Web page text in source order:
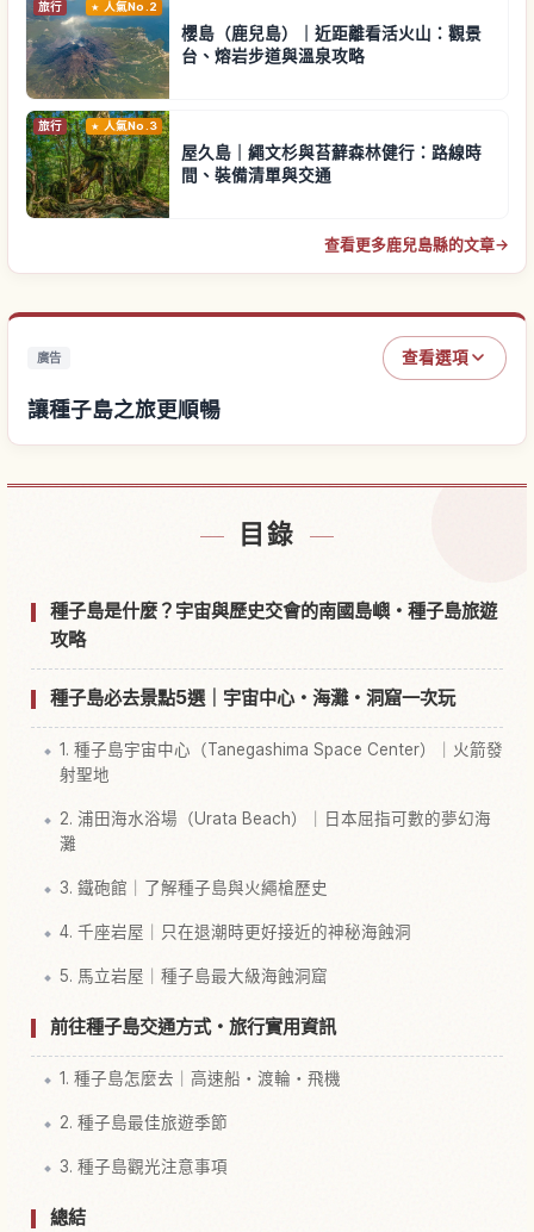
旅行 人氣No.2
櫻島（鹿兒島）｜近距離看活火山：觀景
台、熔岩步道與溫泉攻略
旅行 人氣No.3
屋久島｜繩文杉與苔蘚森林健行：路線時
間、裝備清單與交通
查看更多鹿兒島縣的文章→
廣告 查看選項
讓種子島之旅更順暢
目錄
種子島是什麼？宇宙與歷史交會的南國島嶼・種子島旅遊
攻略
種子島必去景點5選｜宇宙中心・海灘・洞窟一次玩
1. 種子島宇宙中心（Tanegashima Space Center）｜火箭發
射聖地
2. 浦田海水浴場（Urata Beach）｜日本屈指可數的夢幻海
灘
3. 鐵砲館｜了解種子島與火繩槍歷史
4. 千座岩屋｜只在退潮時更好接近的神秘海蝕洞
5. 馬立岩屋｜種子島最大級海蝕洞窟
前往種子島交通方式・旅行實用資訊
1. 種子島怎麼去｜高速船・渡輪・飛機
2. 種子島最佳旅遊季節
3. 種子島觀光注意事項
總結